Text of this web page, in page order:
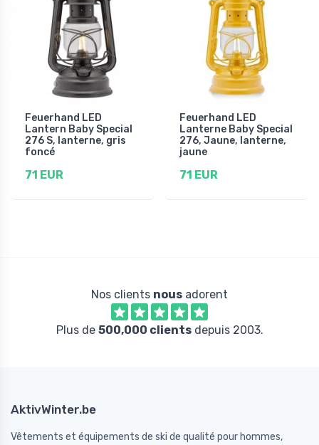
Feuerhand LED
Lantern Baby Special
276 S, lanterne, gris
foncé
71 EUR
Feuerhand LED
Lanterne Baby Special
276, Jaune, lanterne,
jaune
71 EUR
Nos clients nous adorent
Plus de 500,000 clientsdepuis 2003.
AktivWinter.be
Vêtements et équipements de ski de qualité pour hommes,